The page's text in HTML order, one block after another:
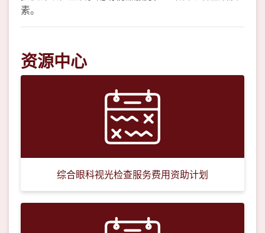
素。
资源中心
综合眼科视光检查服务费用资助计划